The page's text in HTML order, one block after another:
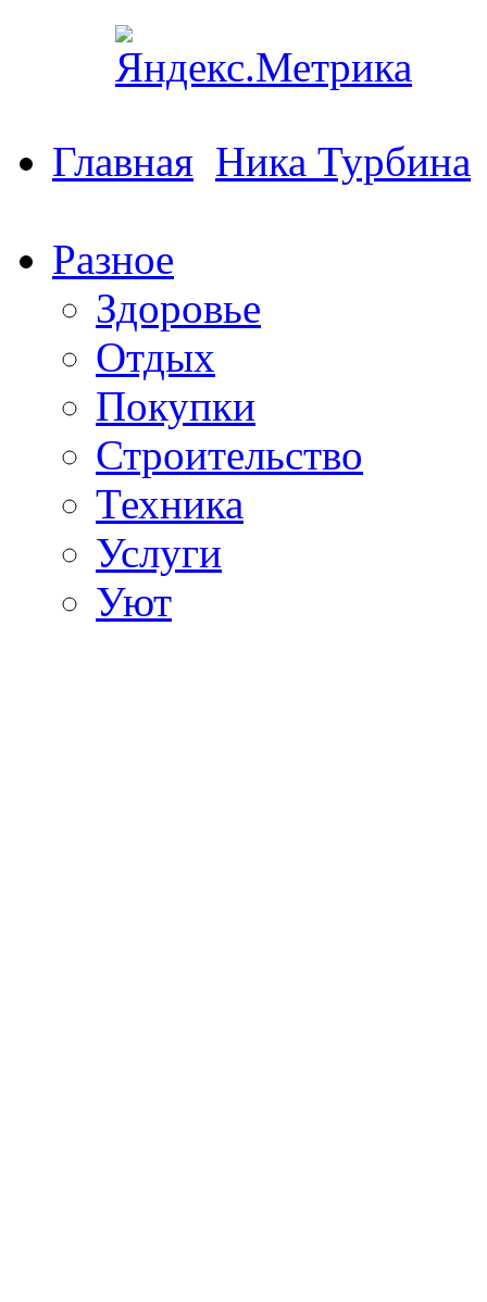
Главная Ника Турбина
Разное
Здоровье
Отдых
Покупки
Строительство
Техника
Услуги
Уют